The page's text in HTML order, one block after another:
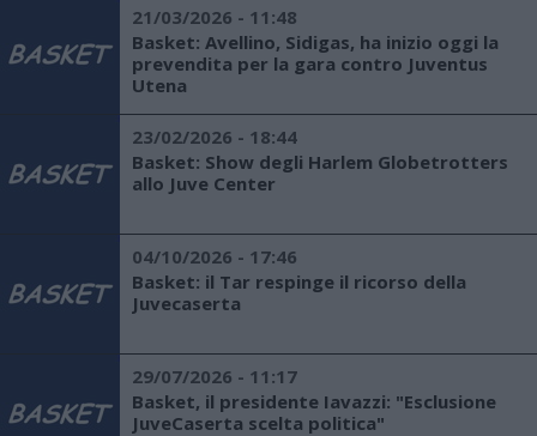
21/03/2026 - 11:48
Basket: Avellino, Sidigas, ha inizio oggi la
prevendita per la gara contro Juventus
Utena
23/02/2026 - 18:44
Basket: Show degli Harlem Globetrotters
allo Juve Center
04/10/2026 - 17:46
Basket: il Tar respinge il ricorso della
Juvecaserta
29/07/2026 - 11:17
Basket, il presidente Iavazzi: "Esclusione
JuveCaserta scelta politica"